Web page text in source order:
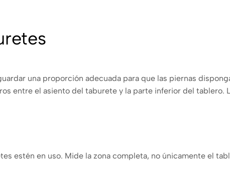
una proporción adecuada para que las piernas
entre el asiento del taburete y la parte inferior del tablero.
estén en uso. Mide la zona completa, no únicamente el